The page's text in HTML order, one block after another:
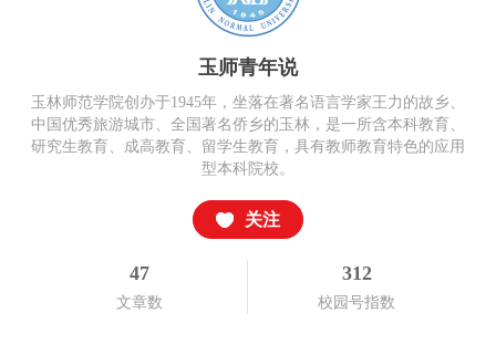
玉师青年说
玉林师范学院创办于1945年，坐落在著名语言学家王力的故乡、
中国优秀旅游城市、全国著名侨乡的玉林，是一所含本科教育、
研究生教育、成高教育、留学生教育，具有教师教育特色的应用
型本科院校。
关注
47
文章数
312
校园号指数